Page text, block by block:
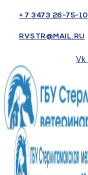
+ 7 3473 26-75-10
RVSTR@MAIL.RU
Vk